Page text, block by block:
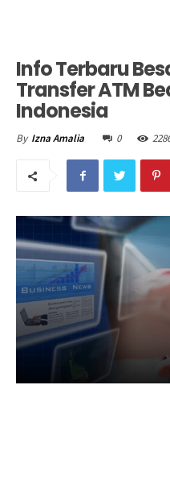
Info Terbaru
Transfer ATM
Indonesia
By Izna Amalia 0